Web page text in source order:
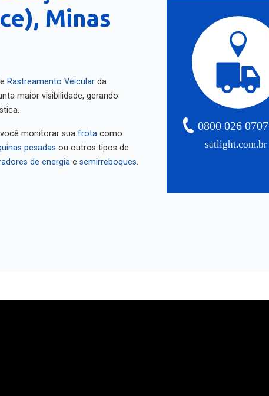
Minas
Rastreamento Veicular da
maior visibilidade, gerando
monitorar sua frota como
pesadas ou outros tipos de
de energia e semirreboques
satlight.com.br
0800 026 0707